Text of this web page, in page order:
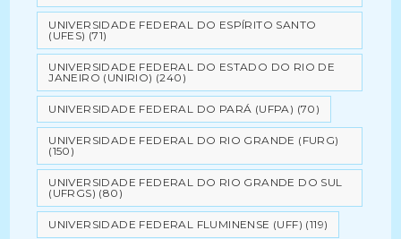
UNIVERSIDADE FEDERAL DO ESPÍRITO SANTO
(UFES) (71)
UNIVERSIDADE FEDERAL DO ESTADO DO RIO DE
JANEIRO (UNIRIO) (240)
UNIVERSIDADE FEDERAL DO PARÁ (UFPA) (70)
UNIVERSIDADE FEDERAL DO RIO GRANDE (FURG)
(150)
UNIVERSIDADE FEDERAL DO RIO GRANDE DO SUL
(UFRGS) (80)
UNIVERSIDADE FEDERAL FLUMINENSE (UFF) (119)